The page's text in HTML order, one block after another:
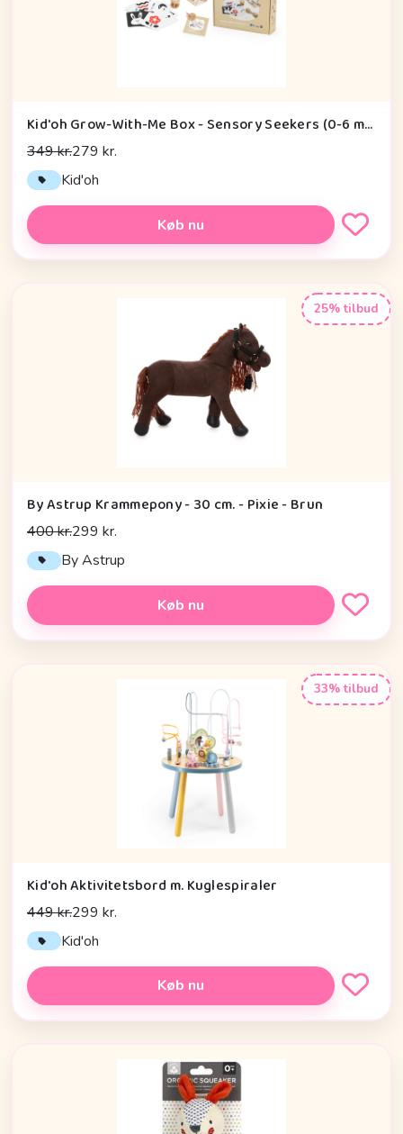
Kid'oh Grow-With-Me Box - Sensory Seekers (0-6 mdr.)
349 kr.279 kr.
Kid'oh
Køb nu
25% tilbud
By Astrup Krammepony - 30 cm. - Pixie - Brun
400 kr.299 kr.
By Astrup
Køb nu
33% tilbud
Kid'oh Aktivitetsbord m. Kuglespiraler
449 kr.299 kr.
Kid'oh
Køb nu